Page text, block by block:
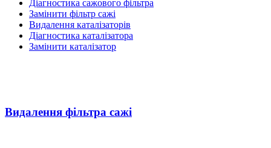
Діагностика сажового фільтра
Замінити фільтр сажі
Видалення каталізаторів
Діагностика каталізатора
Замінити каталізатор
Видалення фільтра сажі